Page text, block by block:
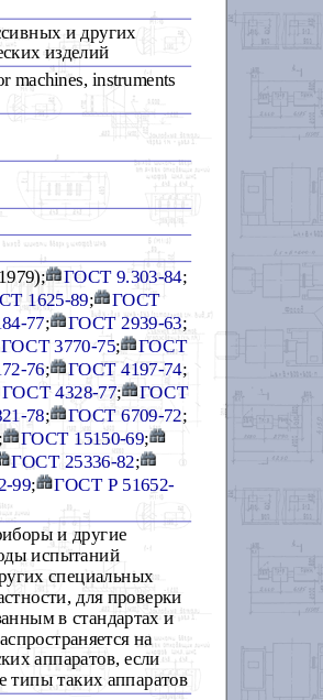
и других
изделий
machines, instruments
ГОСТ 9.303-84;
1625-89;
ГОСТ
77; ГОСТ 2939-63;
ГОСТ 3770-75; ГОСТ
76; ГОСТ 4197-74;
ГОСТ 4328-77; ГОСТ
78; ГОСТ 6709-72;
; ГОСТ 15150-69;
ГОСТ 25336-82;
99;
ГОСТ Р 51652-
и другие
испытаний
специальных
для проверки
в стандартах и
на
аппаратов, если
типы таких аппаратов